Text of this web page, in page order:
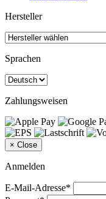
Hersteller
Sprachen
Zahlungsweisen
× Close
Anmelden
E-Mail-Adresse*